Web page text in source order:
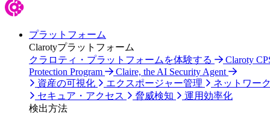
プラットフォーム
Clarotyプラットフォーム
クラロティ・プラットフォームを体験する
Claroty
Protection Program
Claire, the AI Security Agent
資産の可視化
エクスポージャー管理
ネットワー
セキュア・アクセス
脅威検知
運用効率化
検出方法